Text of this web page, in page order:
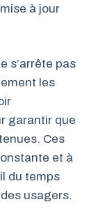
à jour
s’arrête pas
les
garantir que
Ces
et à
du temps
usagers.